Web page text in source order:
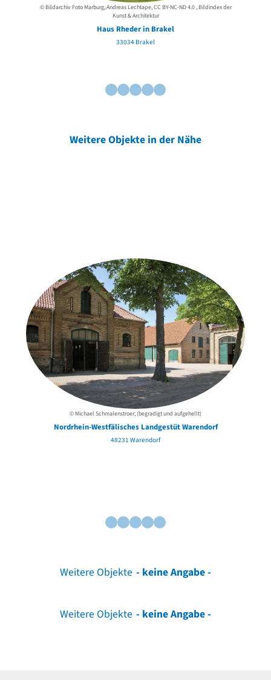
© Bildarchiv Foto Marburg, Andreas Lechtape, CC BY-NC-ND 4.0 , Bildindex der
Kunst & Architektur
Haus Rheder in Brakel
33034 Brakel
Weitere Objekte in der Nähe
© Michael Schmalenstroer; (begradigt und aufgehellt)
Nordrhein-Westfälisches Landgestüt Warendorf
48231 Warendorf
Weitere Objekte - keine Angabe -
Weitere Objekte - keine Angabe -